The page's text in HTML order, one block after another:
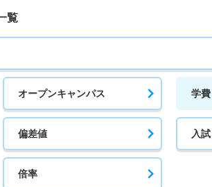
覧
オープンキャンパス 学費
偏差値 入試
倍率